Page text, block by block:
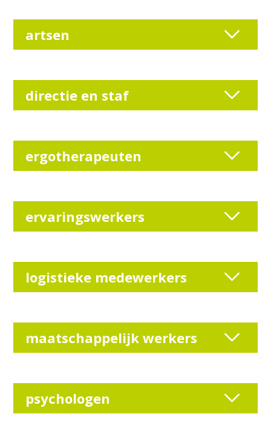
artsen
directie en staf
ergotherapeuten
ervaringswerkers
logistieke medewerkers
maatschappelijk werkers
psychologen